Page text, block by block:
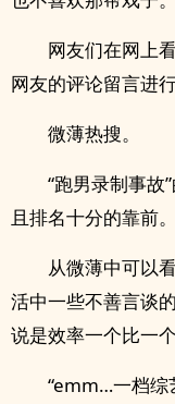
网友们在网上
网友的评论留言进行
微薄热搜。
“跑男录制事故
且排名十分的靠前。
从微薄中可以
活中一些不善言谈
说是效率一个比一
“emm…一档综